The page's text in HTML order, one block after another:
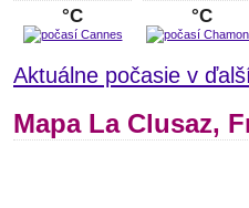
°C °C
Aktuálne počasie v
Mapa La Clusaz,